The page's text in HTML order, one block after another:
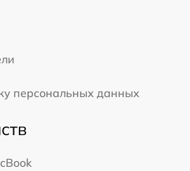
персональных данных